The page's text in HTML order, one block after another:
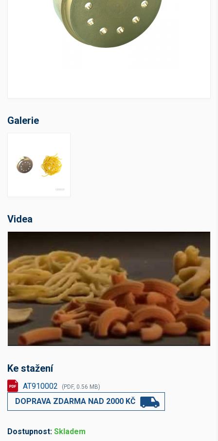
Galerie
Videa
Ke stažení
AT910002 (PDF, 0.56 MB)
DOPRAVA ZDARMA NAD 2000 KČ
Dostupnost: Skladem